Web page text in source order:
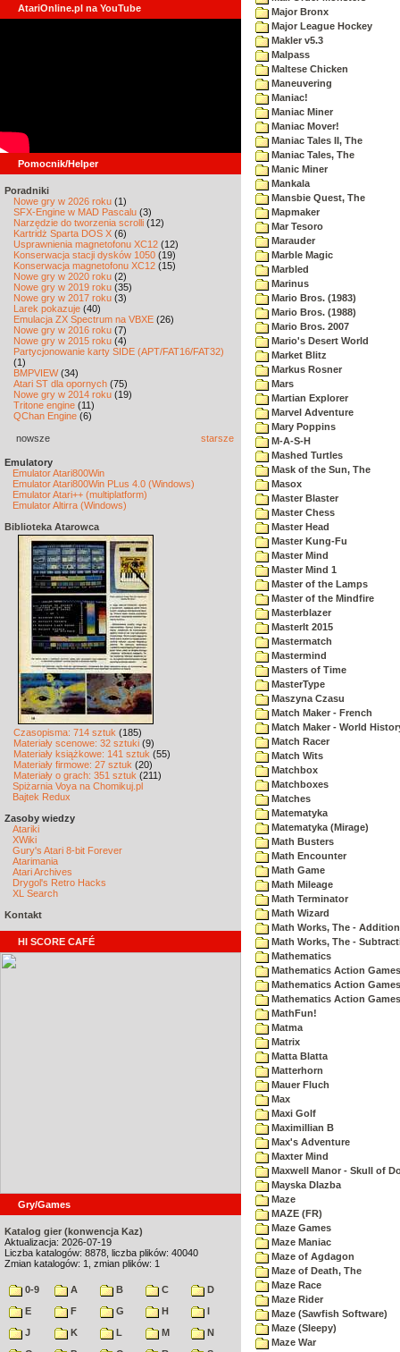
AtariOnline.pl na YouTube
Pomocnik/Helper
Poradniki
Nowe gry w 2026 roku (1)
SFX-Engine w MAD Pascalu (3)
Narzędzie do tworzenia scrolli (12)
Kartridż Sparta DOS X (6)
Usprawnienia magnetofonu XC12 (12)
Konserwacja stacji dysków 1050 (19)
Konserwacja magnetofonu XC12 (15)
Nowe gry w 2020 roku (2)
Nowe gry w 2019 roku (35)
Nowe gry w 2017 roku (3)
Larek pokazuje (40)
Emulacja ZX Spectrum na VBXE (26)
Nowe gry w 2016 roku (7)
Nowe gry w 2015 roku (4)
Partycjonowanie karty SIDE (APT/FAT16/FAT32)
(1)
BMPVIEW(34)
Atari ST dla opornych (75)
Nowe gry w 2014 roku (19)
Tritone engine (11)
QChan Engine (6)
nowsze starsze
Emulatory
Emulator Atari800Win
Emulator Atari800Win PLus 4.0 (Windows)
Emulator Atari++ (multiplatform)
Emulator Altirra (Windows)
Biblioteka Atarowca
Czasopisma: 714 sztuk (185)
Materiały scenowe: 32 sztuki (9)
Materiały książkowe: 141 sztuk (55)
Materiały firmowe: 27 sztuk (20)
Materiały o grach: 351 sztuk (211)
Spiżarnia Voya na Chomikuj.pl
Bajtek Redux
Zasoby wiedzy
Atariki
XWiki
Gury's Atari 8-bit Forever
Atarimania
Atari Archives
Drygol's Retro Hacks
XL Search
Kontakt
HI SCORE CAFÉ
Gry/Games
Katalog gier (konwencja Kaz)
Aktualizacja: 2026-07-19
Liczba katalogów: 8878, liczba plików: 40040
Zmian katalogów: 1, zmian plików: 1
0-9 A B C
D
E
F G H
I
J
K L M
N
Major Bronx
Major League Hockey
Makler v5.3
Malpass
Maltese Chicken
Maneuvering
Maniac!
Maniac Miner
Maniac Mover!
Maniac Tales II, The
Maniac Tales, The
Manic Miner
Mankala
Mansbie Quest, The
Mapmaker
Mar Tesoro
Marauder
Marble Magic
Marbled
Marinus
Mario Bros. (1983)
Mario Bros. (1988)
Mario Bros. 2007
Mario's Desert World
Market Blitz
Markus Rosner
Mars
Martian Explorer
Marvel Adventure
Mary Poppins
M-A-S-H
Mashed Turtles
Mask of the Sun, The
Masox
Master Blaster
Master Chess
Master Head
Master Kung-Fu
Master Mind
Master Mind 1
Master of the Lamps
Master of the Mindfire
Masterblazer
MasterIt 2015
Mastermatch
Mastermind
Masters of Time
MasterType
Maszyna Czasu
Match Maker - French
Match Maker - World
Match Racer
Match Wits
Matchbox
Matchboxes
Matches
Matematyka
Matematyka (Mirage)
Math Busters
Math Encounter
Math Game
Math Mileage
Math Terminator
Math Wizard
Math Works, The - Addition
Math Works, The -
Mathematics
Mathematics Action
Mathematics Action
Mathematics Action
MathFun!
Matma
Matrix
Matta Blatta
Matterhorn
Mauer Fluch
Max
Maxi Golf
Maximillian B
Max's Adventure
Maxter Mind
Maxwell Manor - Skull of
Mayska Dlazba
Maze
MAZE (FR)
Maze Games
Maze Maniac
Maze of Agdagon
Maze of Death, The
Maze Race
Maze Rider
Maze (Sawfish Software)
Maze (Sleepy)
Maze War